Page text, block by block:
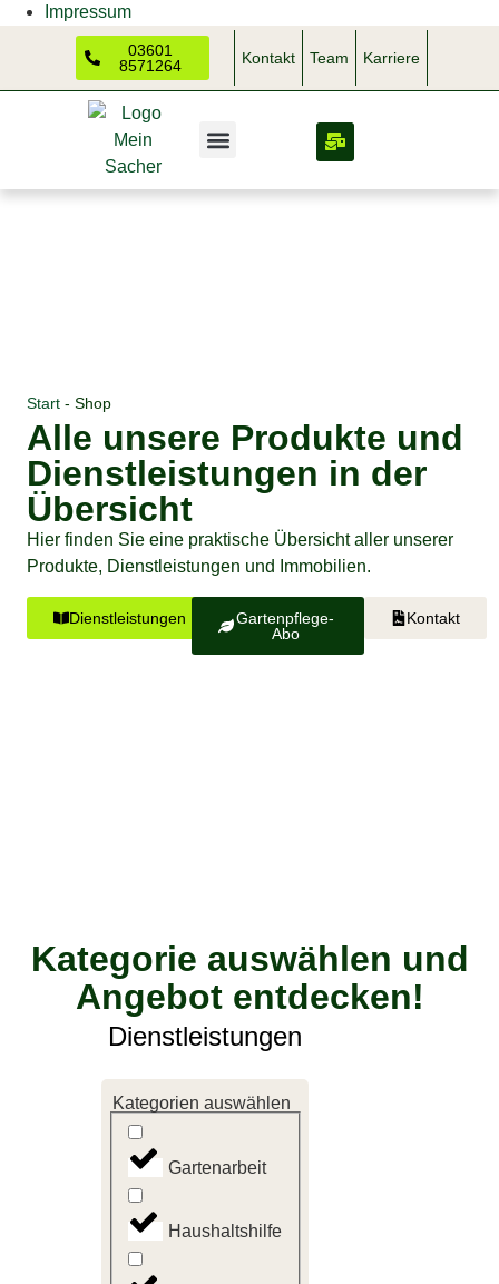
Impressum
03601
8571264
Kontakt Team Karriere
Start - Shop
Alle unsere Produkte und
Dienstleistungen in der
Übersicht
Hier finden Sie eine praktische Übersicht aller unserer
Produkte, Dienstleistungen und Immobilien.
Dienstleistungen
Gartenpflege-
Abo
Kontakt
Kategorie auswählen und
Angebot entdecken!
Dienstleistungen
Kategorien auswählen
Gartenarbeit
Haushaltshilfe